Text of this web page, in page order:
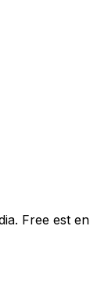
Free est en